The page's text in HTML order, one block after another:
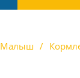
Малыш